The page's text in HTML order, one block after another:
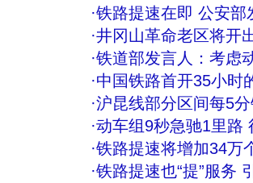
·铁路提速在即 公安部
·井冈山革命老区将开
·铁道部发言人：考虑
·中国铁路首开35小时
·沪昆线部分区间每5
·动车组9秒急驰1里路
·铁路提速将增加34万
·铁路提速也“提”服务